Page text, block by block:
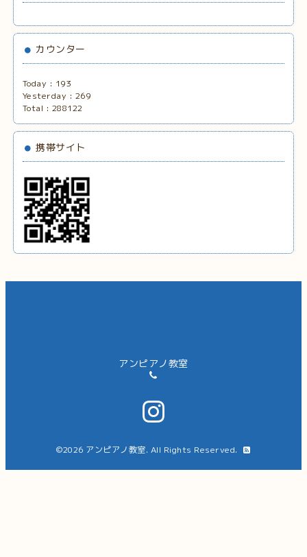
カウンター
Today : 193
Yesterday : 269
Total : 288122
携帯サイト
アンピアノ教室
©2026 アンピアノ教室. All Rights Reserved.